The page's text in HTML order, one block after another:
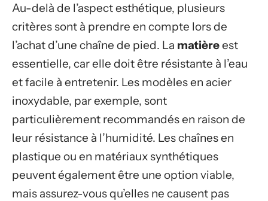
Au-delà de l’aspect esthétique, plusieurs
critères sont à prendre en compte lors de
l’achat d’une chaîne de pied. La matièreest
essentielle, car elle doit être résistante à l’eau
et facile à entretenir. Les modèles en acier
inoxydable, par exemple, sont
particulièrement recommandés en raison de
leur résistance à l’humidité. Les chaînes en
plastique ou en matériaux synthétiques
peuvent également être une option viable,
mais assurez-vous qu’elles ne causent pas